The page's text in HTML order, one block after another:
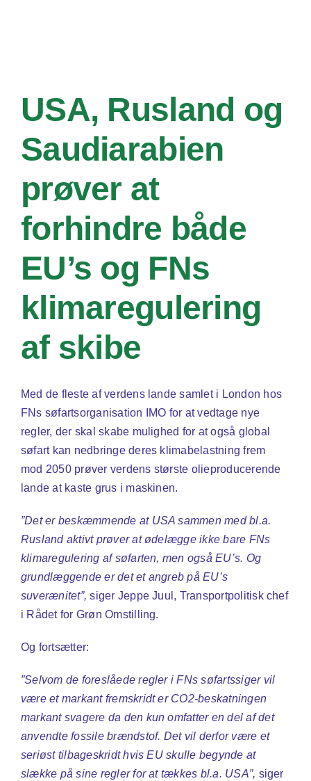
USA, Rusland og
Saudiarabien
prøver at
forhindre både
EU’s og FNs
klimaregulering
af skibe
Med de fleste af verdens lande samlet i London hos
FNs søfartsorganisation IMO for at vedtage nye
regler, der skal skabe mulighed for at også global
søfart kan nedbringe deres klimabelastning frem
mod 2050 prøver verdens største olieproducerende
lande at kaste grus i maskinen.
”Det er beskæmmende at USA sammen med bl.a.
Rusland aktivt prøver at ødelægge ikke bare FNs
klimaregulering af søfarten, men også EU’s. Og
grundlæggende er det et angreb på EU’s
suverænitet”, siger Jeppe Juul, Transportpolitisk chef
i Rådet for Grøn Omstilling.
Og fortsætter:
”Selvom de foreslåede regler i FNs søfartssiger vil
være et markant fremskridt er CO2-beskatningen
markant svagere da den kun omfatter en del af det
anvendte fossile brændstof. Det vil derfor være et
seriøst tilbageskridt hvis EU skulle begynde at
slække på sine regler for at tækkes bl.a. USA”, siger